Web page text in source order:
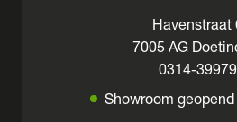
Havenstraat
7005 AG
0314-
Showroom